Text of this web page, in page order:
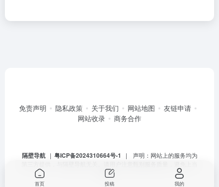
免责声明 隐私政策 关于我们 网站地图
友链申请
网站收录
商务合作
隔壁导航| 粤ICP备2024310664号-1
| 声明：网站上的服务均为
受骗。
首页 投稿 我的